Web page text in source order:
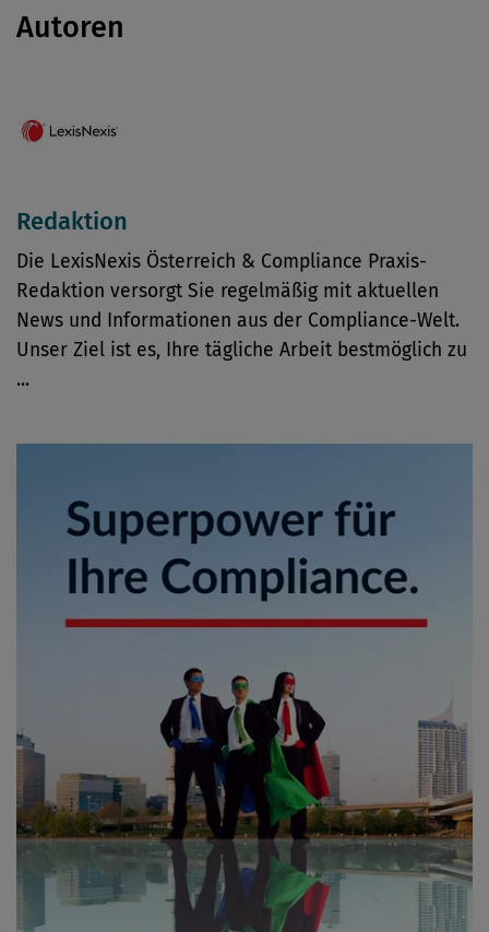
Autoren
Redaktion
Die LexisNexis Österreich & Compliance Praxis-
Redaktion versorgt Sie regelmäßig mit aktuellen
News und Informationen aus der Compliance-Welt.
Unser Ziel ist es, Ihre tägliche Arbeit bestmöglich zu
...